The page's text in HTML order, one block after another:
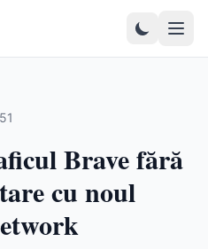
Brave fără
cu noul